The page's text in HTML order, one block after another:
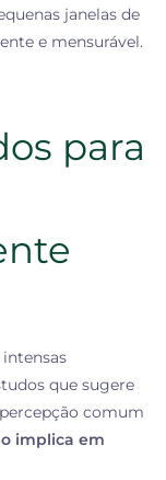
janelas de
e mensurável.
para
que sugere
comum
implica em